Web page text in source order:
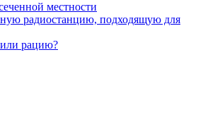
местности
радиостанцию, подходящую для
рацию?